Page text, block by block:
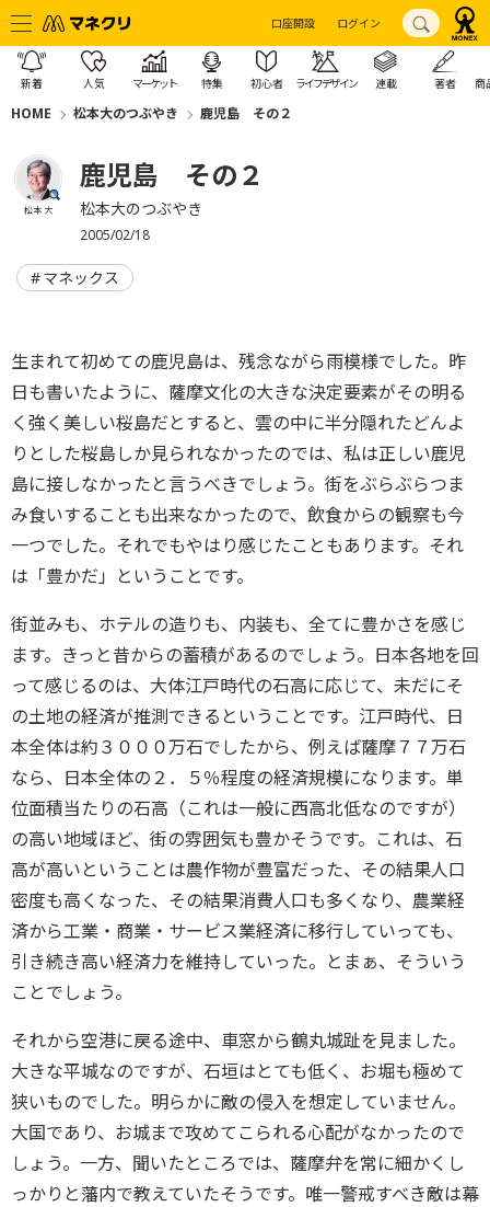
口座開設 ログイン
新着 人気 マーケット 特集 初心者 ライフデザイン 連載 著者 商
HOME 松本大のつぶやき 鹿児島 その２
松本 大
鹿児島 その２
松本大のつぶやき
2005/02/18
マネックス
生まれて初めての鹿児島は、残念ながら雨模様でした。昨
日も書いたように、薩摩文化の大きな決定要素がその明る
く強く美しい桜島だとすると、雲の中に半分隠れたどんよ
りとした桜島しか見られなかったのでは、私は正しい鹿児
島に接しなかったと言うべきでしょう。街をぶらぶらつま
み食いすることも出来なかったので、飲食からの観察も今
一つでした。それでもやはり感じたこともあります。それ
は「豊かだ」ということです。
街並みも、ホテルの造りも、内装も、全てに豊かさを感じ
ます。きっと昔からの蓄積があるのでしょう。日本各地を回
って感じるのは、大体江戸時代の石高に応じて、未だにそ
の土地の経済が推測できるということです。江戸時代、日
本全体は約３０００万石でしたから、例えば薩摩７７万石
なら、日本全体の２．５％程度の経済規模になります。単
位面積当たりの石高（これは一般に西高北低なのですが）
の高い地域ほど、街の雰囲気も豊かそうです。これは、石
高が高いということは農作物が豊富だった、その結果人口
密度も高くなった、その結果消費人口も多くなり、農業経
済から工業・商業・サービス業経済に移行していっても、
引き続き高い経済力を維持していった。とまぁ、そういう
ことでしょう。
それから空港に戻る途中、車窓から鶴丸城趾を見ました。
大きな平城なのですが、石垣はとても低く、お堀も極めて
狭いものでした。明らかに敵の侵入を想定していません。
大国であり、お城まで攻めてこられる心配がなかったので
しょう。一方、聞いたところでは、薩摩弁を常に細かくし
っかりと藩内で教えていたそうです。唯一警戒すべき敵は幕